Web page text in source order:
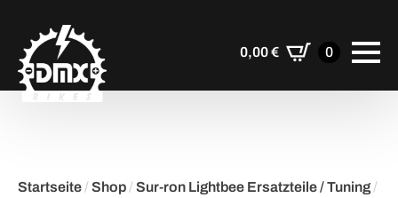
0,00€ 0
Startseite / Shop / Sur-ron Lightbee Ersatzteile / Tuning /